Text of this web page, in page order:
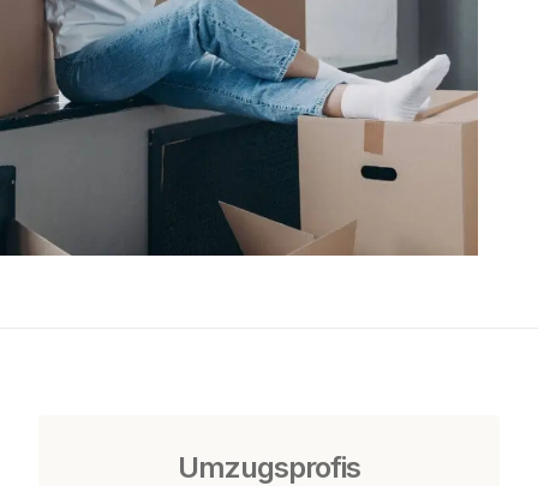
Umzugsprofis